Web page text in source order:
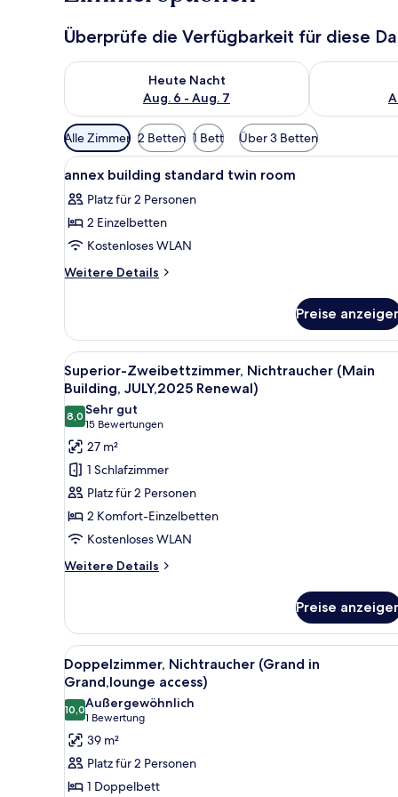
Überprüfe die Verfügbarkeit für diese
Heute Nacht
Aug. 6 - Aug. 7
Überprüfe die Verfügbarkeit für heute Nacht, Aug. 6
Überprüfe
Verfügbare
Filter
für
Alle Zimmer 2 Betten 1 Bett Über 3 Betten
Alle
Fotos
für
annex
building
standard
anzeigen
Daunenbettdecken,
4
annex building standard twin room
Platz für 2 Personen
2 Einzelbetten
Kostenloses WLAN
Weitere Details
Weitere
building
standard
twin
room
Preise
Alle
Fotos
für
Superior-
Zweibettzimmer,
Nichtraucher
(Main
Building,
JULY,2025
Renewal)
anzeigen
Superior-Zweibettzimmer,
4
Superior-Zweibettzimmer, Nichtraucher (Main
Building, JULY,2025 Renewal)
8,08,0 von 10
Sehr gut
15 Bewertungen
(15
Bewertungen)
27 m²
1 Schlafzimmer
Platz für 2 Personen
2 Komfort-Einzelbetten
Kostenloses WLAN
Weitere Details
Weitere
Zweibettzimmer,
Nichtraucher
(Main
Building,
JULY,2025
Renewal)
Preise
Alle
Fotos
für
Doppelzimmer,
Nichtraucher
(Grand
in
Doppelzimmer, Nichtraucher
7
Doppelzimmer, Nichtraucher (Grand in
Grand,lounge access)
10,010,0 von 10
Außergewöhnlich
1 Bewertung
(1
Bewertung)
39 m²
Platz für 2 Personen
1 Doppelbett